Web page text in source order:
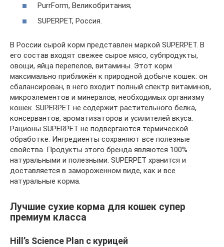
PurrForm, Великобритания;
SUPERPET, Россия.
В России сырой корм представлен маркой SUPERPET. В
его состав входят свежее сырое мясо, субпродукты,
овощи, яйца перепелов, витамины. Этот корм
максимально приближён к природной добыче кошек: он
сбалансирован, в него входит полный спектр витаминов,
микроэлементов и минералов, необходимых организму
кошек. SUPERPET не содержит растительного белка,
консервантов, ароматизаторов и усилителей вкуса.
Рационы SUPERPET не подвергаются термической
обработке. Ингредиенты сохраняют все полезные
свойства. Продукты этого бренда являются 100%
натуральными и полезными. SUPERPET хранится и
доставляется в замороженном виде, как и все
натуральные корма.
Лучшие сухие корма для кошек супер
премиум класса
Hill’s Science Plan с курицей